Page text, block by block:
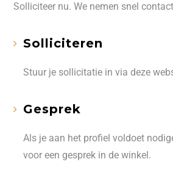
Solliciteer nu. We nemen snel
Solliciteren
Stuur je sollicitatie in via deze
Gesprek
Als je aan het profiel voldoet
voor een gesprek in de winkel.